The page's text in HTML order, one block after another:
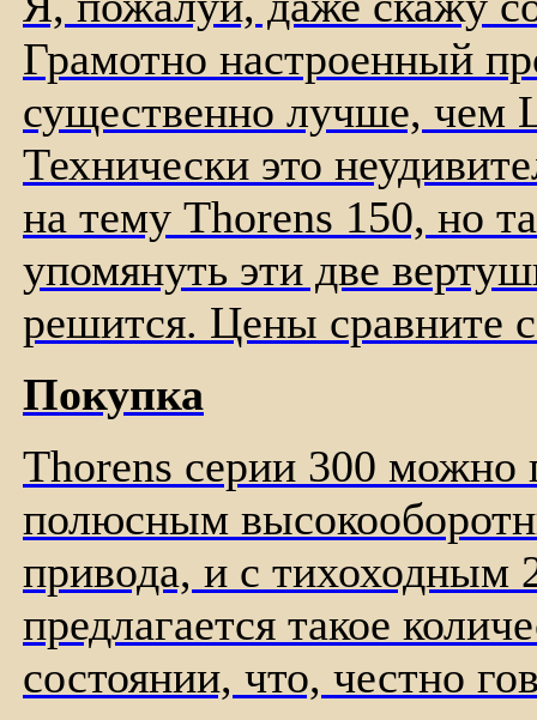
Грамотно настроенный
существенно лучше, чем
Технически это
на тему Thorens 150, но
упомянуть эти две
решится. Цены сравните
Покупка
Thorens серии 300 можно
полюсным
привода, и с
предлагается такое
состоянии, что, честно